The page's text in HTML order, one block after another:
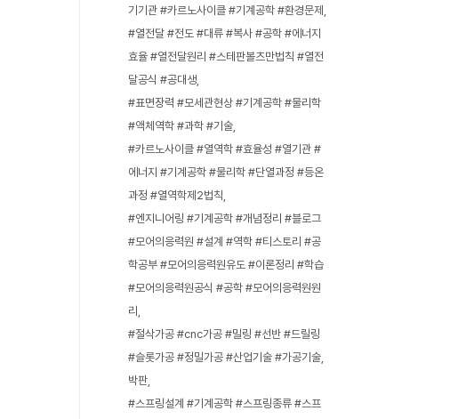
기기관 #카르노사이클 #기계공학 #환경문제
#열전달 #전도 #대류 #복사 #공학 #에너지
효율 #열전달원리 #스테판볼츠만법칙 #열전
달공식 #공대생
#표면장력 #모세관현상 #기계공학 #물리학
#액체역학 #과학 #기술
#카르노사이클 #열역학 #효율성 #열기관 #
에너지 #기계공학 #물리학 #단열과정 #등온
과정 #열역학제2법칙
#엔지니어링 #기계공학 #개념정리 #블로그
#모어의응력원 #설계 #역학 #티스토리 #공
학공부 #모어의응력원유도 #이론정리 #학습
#모어의응력원공식 #공학 #모어의응력원원
리
#절삭가공 #cnc가공 #밀링 #선반 #드릴링
#슬롯가공 #정밀가공 #산업기술 #가공기술
박판
#스프링설계 #기계공학 #스프링종류 #스프